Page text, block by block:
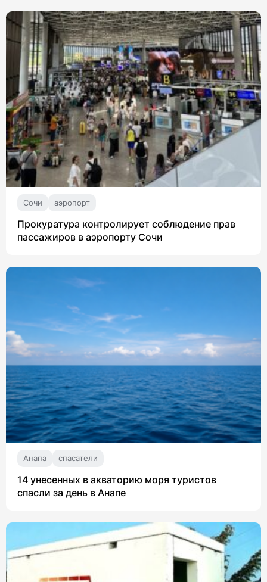
Сочи аэропорт
Прокуратура контролирует соблюдение прав
пассажиров в аэропорту Сочи
Анапа спасатели
14 унесенных в акваторию моря туристов
спасли за день в Анапе